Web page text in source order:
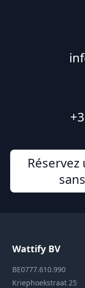
Wattify BV
BE0777.610.990
Kriephoekstraat 25